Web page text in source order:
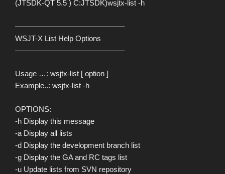
(JTSDK-QT 5.5 ) C:JTSDK)wsjtx-list -h
——————————————–
WSJT-X List Help Options
——————————————–
Usage …: wsjtx-list [ option ]
Example..: wsjtx-list -h
OPTIONS:
-h Display this message
-a Display all lists
-d Display the development branch list
-g Display the GA and RC tags list
-u Update lists from SVN repository